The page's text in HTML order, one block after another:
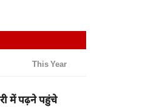
This Year
में पढ़ने पहुंचे